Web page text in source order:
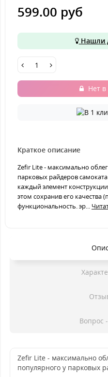
599.00 руб
Нашли
Нет
Краткое описание
Zefir Lite - максимально
парковых райдеров
каждый элемент
этом сохранив его качества
функциональность. эр...
Вопрос
Zefir Lite - максимально
популярного у парковых